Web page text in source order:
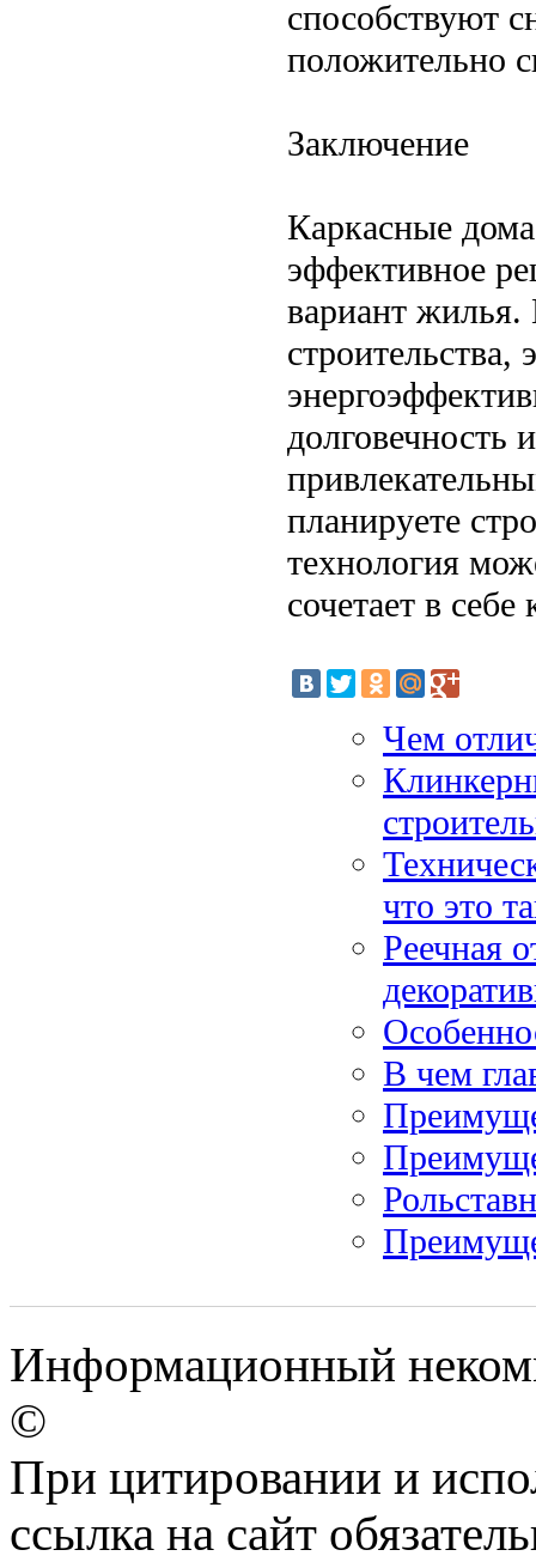
способствуют
положительно
Заключение
Каркасные
эффективное
вариант жилья.
строительства,
долговечность
планируете
технология
сочетает в
Чем
что это
Реечная
В чем
Информационный
©
При цитировании и
ссылка на сайт